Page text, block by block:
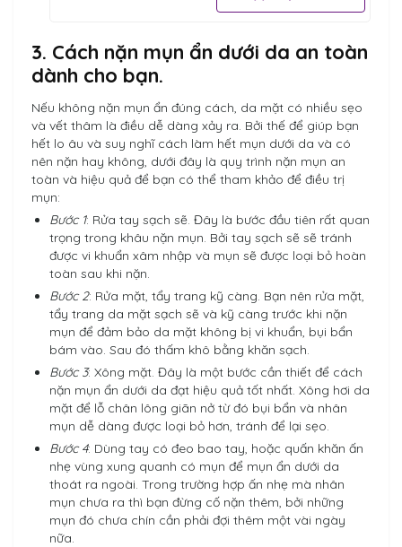
3. Cách nặn mụn ẩn dưới da an toàn
dành cho bạn.
Nếu không nặn mụn ẩn đúng cách, da mặt có nhiều sẹo
và vết thâm là điều dễ dàng xảy ra. Bởi thế để giúp bạn
hết lo âu và suy nghĩ cách làm hết mụn dưới da và có
nên nặn hay không, dưới đây là quy trình nặn mụn an
toàn và hiệu quả để bạn có thể tham khảo để điều trị
mụn:
Bước 1: Rửa tay sạch sẽ. Đây là bước đầu tiên rất quan
trọng trong khâu nặn mụn. Bởi tay sạch sẽ sẽ tránh
được vi khuẩn xâm nhập và mụn sẽ được loại bỏ hoàn
toàn sau khi nặn.
Bước 2: Rửa mặt, tẩy trang kỹ càng. Bạn nên rửa mặt,
tẩy trang da mặt sạch sẽ và kỹ càng trước khi nặn
mụn để đảm bảo da mặt không bị vi khuẩn, bụi bẩn
bám vào. Sau đó thấm khô bằng khăn sạch.
Bước 3: Xông mặt. Đây là một bước cần thiết để cách
nặn mụn ẩn dưới da đạt hiệu quả tốt nhất. Xông hơi da
mặt để lỗ chân lông giãn nở từ đó bụi bẩn và nhân
mụn dễ dàng được loại bỏ hơn, tránh để lại sẹo.
Bước 4: Dùng tay có đeo bao tay, hoặc quấn khăn ấn
nhẹ vùng xung quanh có mụn để mụn ẩn dưới da
thoát ra ngoài. Trong trường hợp ấn nhẹ mà nhân
mụn chưa ra thì bạn đừng cố nặn thêm, bởi những
mụn đó chưa chín cần phải đợi thêm một vài ngày
nữa.